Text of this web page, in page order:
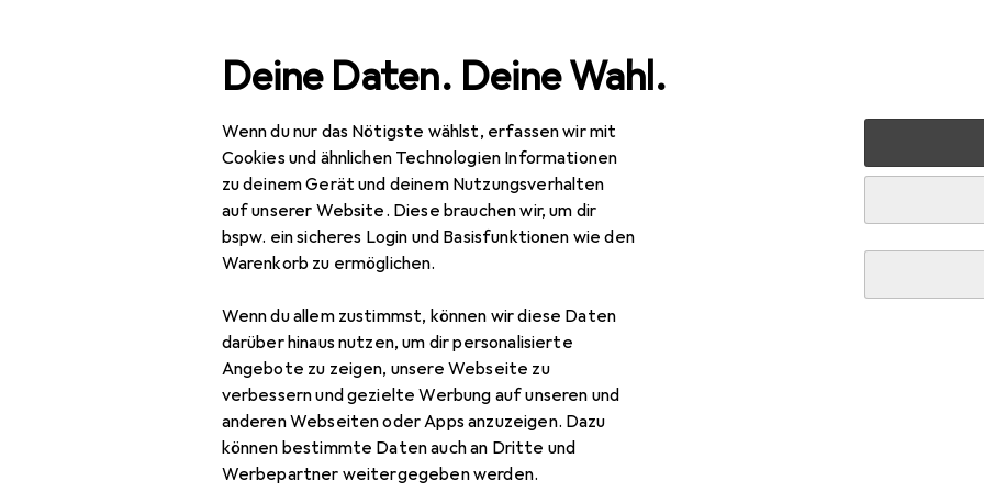
Deine Daten. Deine Wahl.
Wenn du nur das Nötigste wählst, erfassen wir mit
Cookies und ähnlichen Technologien Informationen
zu deinem Gerät und deinem Nutzungsverhalten
auf unserer Website. Diese brauchen wir, um dir
bspw. ein sicheres Login und Basisfunktionen wie den
Warenkorb zu ermöglichen.
Wenn du allem zustimmst, können wir diese Daten
darüber hinaus nutzen, um dir personalisierte
Angebote zu zeigen, unsere Webseite zu
verbessern und gezielte Werbung auf unseren und
anderen Webseiten oder Apps anzuzeigen. Dazu
können bestimmte Daten auch an Dritte und
Werbepartner weitergegeben werden.
Navigation nach Kategorien Gesamtsortiment IT + Multimedia Foto + Video